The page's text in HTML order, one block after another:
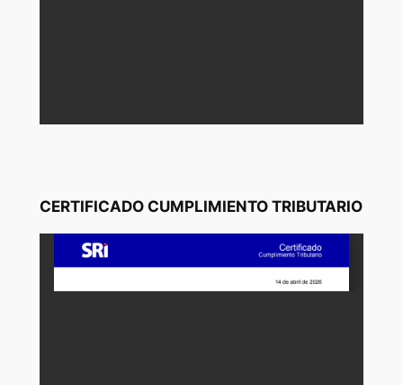
CERTIFICADO CUMPLIMIENTO TRIBUTARIO